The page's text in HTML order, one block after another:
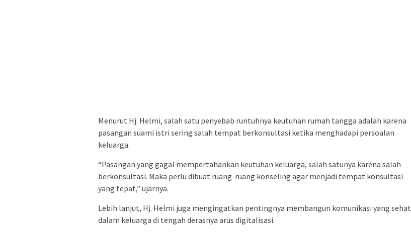
Menurut Hj. Helmi, salah satu penyebab runtuhnya keutuhan rumah tangga adalah karena
pasangan suami istri sering salah tempat berkonsultasi ketika menghadapi persoalan
keluarga.
“Pasangan yang gagal mempertahankan keutuhan keluarga, salah satunya karena salah
berkonsultasi. Maka perlu dibuat ruang-ruang konseling agar menjadi tempat konsultasi
yang tepat,” ujarnya.
Lebih lanjut, Hj. Helmi juga mengingatkan pentingnya membangun komunikasi yang sehat
dalam keluarga di tengah derasnya arus digitalisasi.